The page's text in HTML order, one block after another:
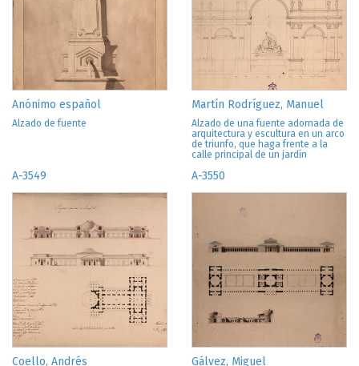
Anónimo español
Alzado de fuente
Martín Rodríguez, Manuel
Alzado de una fuente adornada de
arquitectura y escultura en un arco
de triunfo, que haga frente a la
calle principal de un jardín
A-3549
Coello, Andrés
A-3550
Gálvez, Miguel